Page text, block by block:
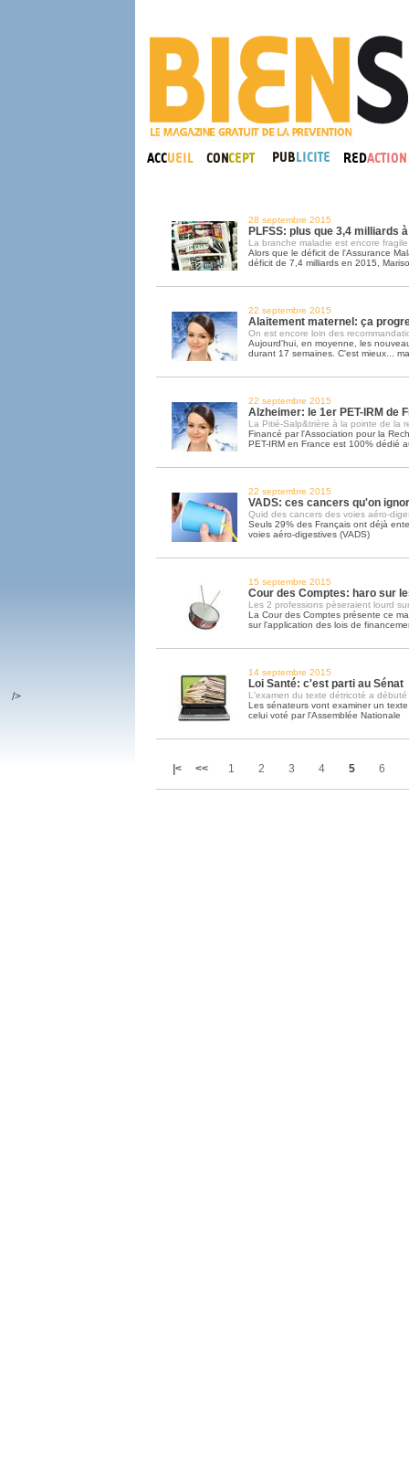
28 septembre 2015
PLFSS: plus que 3,4 milliards
La branche maladie est encore
Alors que le déficit de l'Assurance
déficit de 7,4 milliards en 2015,
22 septembre 2015
Alaitement maternel: ça
On est encore loin des
Aujourd'hui, en moyenne, les
durant 17 semaines. C'est mieux...
22 septembre 2015
Alzheimer: le 1er PET-IRM de
La Pitié-Salp&trière à la pointe de la
Financé par l'Association pour la
PET-IRM en France est 100% dédié
22 septembre 2015
VADS: ces cancers qu'on
Quid des cancers des voies aéro-
Seuls 29% des Français ont déjà
voies aéro-digestives (VADS)
15 septembre 2015
Cour des Comptes: haro sur
Les 2 professions pèseraient lourd
La Cour des Comptes présente ce
sur l'application des lois de
14 septembre 2015
Loi Santé: c'est parti au Sénat
L'examen du texte détricoté a débuté
Les sénateurs vont examiner un
celui voté par l'Assemblée Nationale
|< << 1 2 3 4 5 6
/>